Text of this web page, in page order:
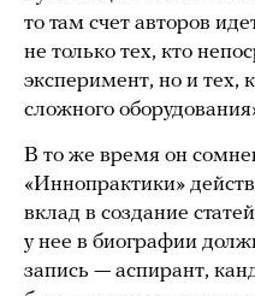
то там счет авторов
не только тех, кто
эксперимент, но и тех,
сложного
В то же время он
«Иннопрактики»
вклад в создание
у нее в биографии
запись — аспирант,